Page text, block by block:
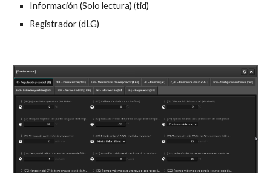
Información (Solo lectura) (tid)
Registrador (dLG)